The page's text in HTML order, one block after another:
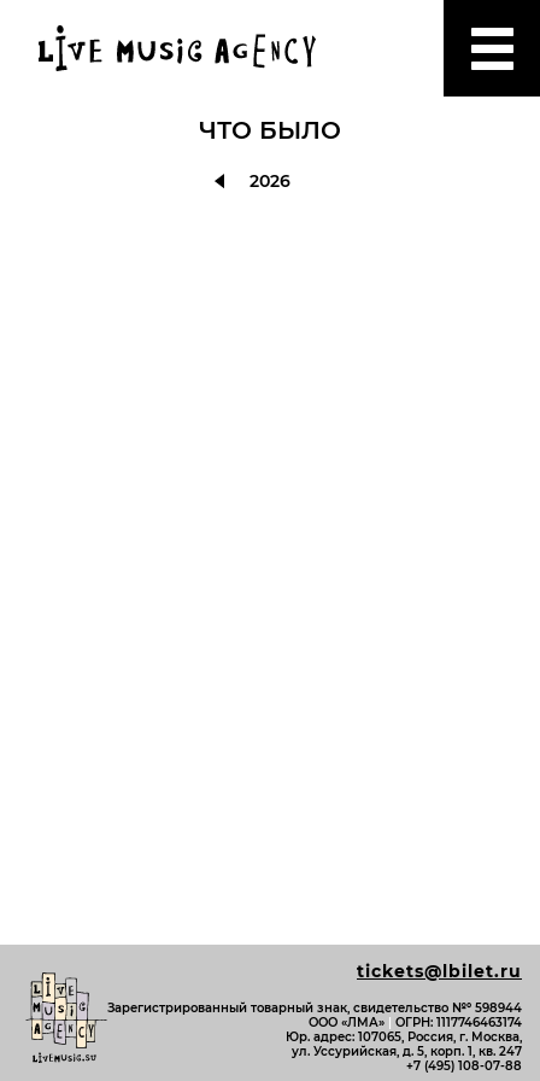
ЧТО БЫЛО
2026
tickets@lbilet.ru
Зарегистрированный товарный знак, свидетельство №º 598944
ООО «ЛМА» | ОГРН: 1117746463174
Юр. адрес: 107065, Россия, г. Москва,
ул. Уссурийская, д. 5, корп. 1, кв. 247
+7 (495) 108-07-88